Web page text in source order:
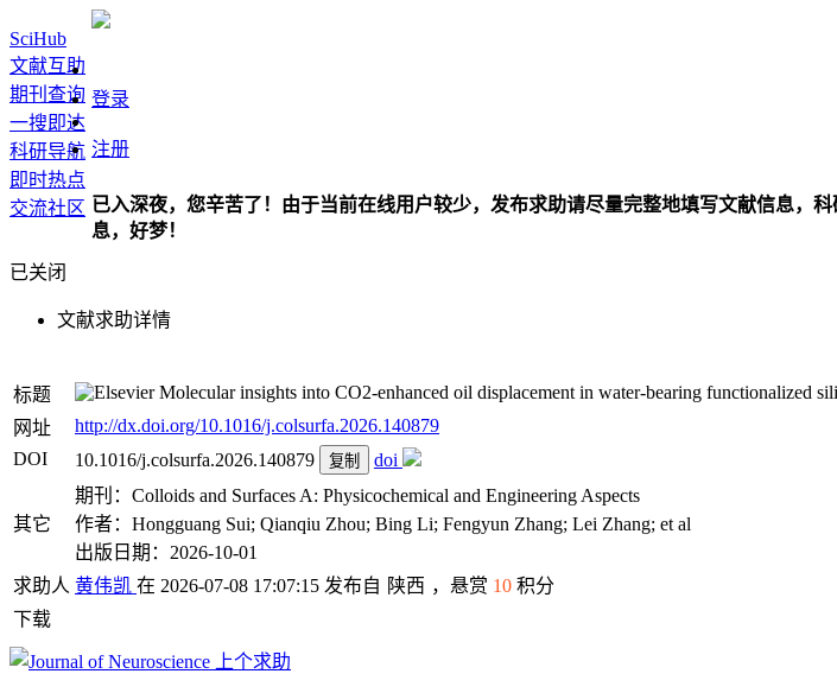
SciHub
文献互助
期刊查询
一搜即达
科研导航
即时热点
交流社区
登录
注册
已入深夜，您辛苦了！由于当前在线用户较少，发布求助请尽量完整地填写文献信息，
息，好梦！
已关闭
文献求助详情
标题
Molecular insights into CO2-enhanced oil displacement in water-bearing functionalized
网址
http://dx.doi.org/10.1016/j.colsurfa.2026.140879
DOI
10.1016/j.colsurfa.2026.140879 复制 doi
其它
期刊：Colloids and Surfaces A: Physicochemical and Engineering Aspects
作者：Hongguang Sui; Qianqiu Zhou; Bing Li; Fengyun Zhang; Lei Zhang; et al
出版日期：2026-10-01
求助人 黄伟凯 在 2026-07-08 17:07:15 发布自 陕西 ，悬赏 10 积分
下载
上个求助